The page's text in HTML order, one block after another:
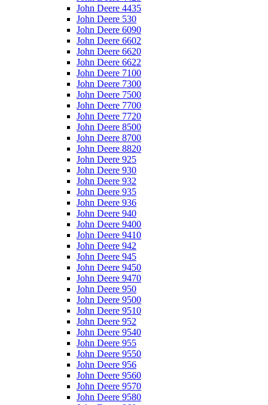
John Deere 4435
John Deere 530
John Deere 6090
John Deere 6602
John Deere 6620
John Deere 6622
John Deere 7100
John Deere 7300
John Deere 7500
John Deere 7700
John Deere 7720
John Deere 8500
John Deere 8700
John Deere 8820
John Deere 925
John Deere 930
John Deere 932
John Deere 935
John Deere 936
John Deere 940
John Deere 9400
John Deere 9410
John Deere 942
John Deere 945
John Deere 9450
John Deere 9470
John Deere 950
John Deere 9500
John Deere 9510
John Deere 952
John Deere 9540
John Deere 955
John Deere 9550
John Deere 956
John Deere 9560
John Deere 9570
John Deere 9580